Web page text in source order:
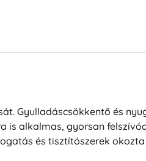
Gyulladáscsökkentő és
is alkalmas, gyorsan
és tisztítószerek